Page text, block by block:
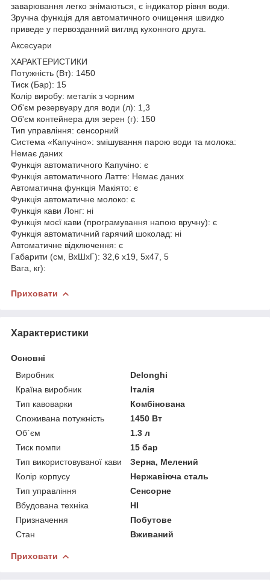
заварювання легко знімаються, є індикатор рівня води.
Зручна функція для автоматичного очищення швидко
приведе у первозданний вигляд кухонного друга.
Аксесуари
ХАРАКТЕРИСТИКИ
Потужність (Вт): 1450
Тиск (Бар): 15
Колір виробу: металік з чорним
Об'єм резервуару для води (л): 1,3
Об'єм контейнера для зерен (г): 150
Тип управління: сенсорний
Система «Капучіно»: змішування парою води та молока:
Немає даних
Функція автоматичного Капучіно: є
Функція автоматичного Латте: Немає даних
Автоматична функція Макіято: є
Функція автоматичне молоко: є
Функція кави Лонг: ні
Функція моєї кави (програмування напою вручну): є
Функція автоматичний гарячий шоколад: ні
Автоматичне відключення: є
Габарити (см, ВхШхГ): 32,6 х19, 5х47, 5
Вага, кг):
Приховати
Характеристики
Основні
Виробник
Delonghi
Країна виробник
Італія
Тип кавоварки
Комбінована
Споживана потужність
1450 Вт
Об`єм
1.3 л
Тиск помпи
15 бар
Тип використовуваної кави
Зерна, Мелений
Колір корпусу
Нержавіюча сталь
Тип управління
Сенсорне
Вбудована техніка
НІ
Призначення
Побутове
Стан
Вживаний
Приховати